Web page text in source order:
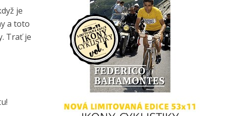
je
a toto
Trať je